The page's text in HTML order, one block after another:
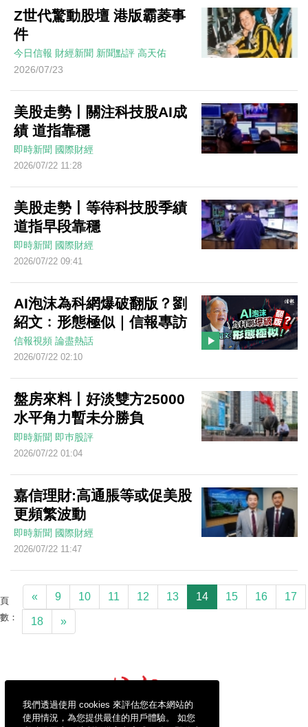
我們透過使用 cookies 來評估您在本網站的
使用情況，為您提供最佳的用戶體驗。 如您
Z世代驚動股壇 港版霸菱事
件
今日信報 財經新聞 新聞點評 高天佑
2026/07/23
美股走勢丨關注科技股AI成
績 道指靠穩
即時新聞 國際財經
2026/07/22 11:28
美股走勢丨等待科技股季績
道指早段靠穩
即時新聞 國際財經
2026/07/22 09:41
AI泡沫為科網爆破翻版？劉
紹文﹕形態極似｜信報專訪
信報視頻 論盡熱話
2026/07/22 02:10
盤房來料丨好淡雙方25000
水平角力暫未分勝負
即時新聞 即巿股評
2026/07/22 01:04
嘉信理財:高通脹等或促美股
更頻繁波動
即時新聞 國際財經
2026/07/22 11:47
頁
數：
« 9 10 11 12 13 14 15 16 17
18 »